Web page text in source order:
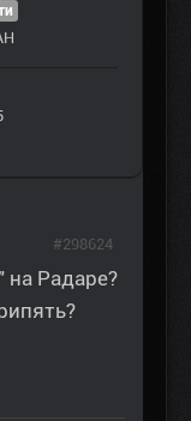
на Радаре?
#298624